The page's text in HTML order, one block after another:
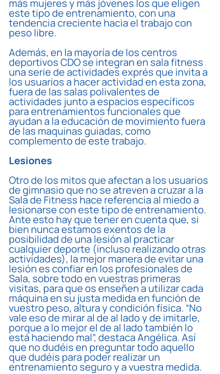
más mujeres y más jóvenes los que eligen
este tipo de entrenamiento, con una
tendencia creciente hacia el trabajo con
peso libre.
Además, en la mayoría de los centros
deportivos CDO se integran en sala fitness
una serie de actividades exprés que invita a
los usuarios a hacer actividad en esta zona,
fuera de las salas polivalentes de
actividades junto a espacios específicos
para entrenamientos funcionales que
ayudan a la educación de movimiento fuera
de las maquinas guiadas, como
complemento de este trabajo.
Lesiones
Otro de los mitos que afectan a los usuarios
de gimnasio que no se atreven a cruzar a la
Sala de Fitness hace referencia al miedo a
lesionarse con este tipo de entrenamiento.
Ante esto hay que tener en cuenta que, si
bien nunca estamos exentos de la
posibilidad de una lesión al practicar
cualquier deporte (incluso realizando otras
actividades), la mejor manera de evitar una
lesión es confiar en los profesionales de
Sala, sobre todo en vuestras primeras
visitas, para que os enseñen a utilizar cada
máquina en su justa medida en función de
vuestro peso, altura y condición física. “No
vale eso de mirar al de al lado y de imitarle,
porque a lo mejor el de al lado también lo
está haciendo mal”, destaca Angélica. Así
que no dudéis en preguntar todo aquello
que dudéis para poder realizar un
entrenamiento seguro y a vuestra medida.